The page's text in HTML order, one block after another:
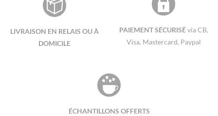
LIVRAISON EN RELAIS OU À
DOMICILE
PAIEMENT SÉCURISÉvia CB,
Visa, Mastercard, Paypal
ÉCHANTILLONS OFFERTS